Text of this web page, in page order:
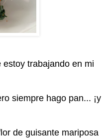
trabajando en mi
siempre hago pan... ¡y
de guisante mariposa